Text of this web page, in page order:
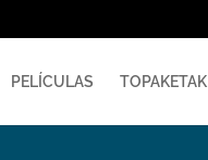
PELÍCULAS TOPAKETAK